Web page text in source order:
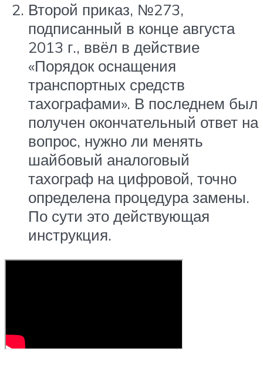
Второй приказ, №273,
подписанный в конце августа
2013 г., ввёл в действие
«Порядок оснащения
транспортных средств
тахографами». В последнем был
получен окончательный ответ на
вопрос, нужно ли менять
шайбовый аналоговый
тахограф на цифровой, точно
определена процедура замены.
По сути это действующая
инструкция.